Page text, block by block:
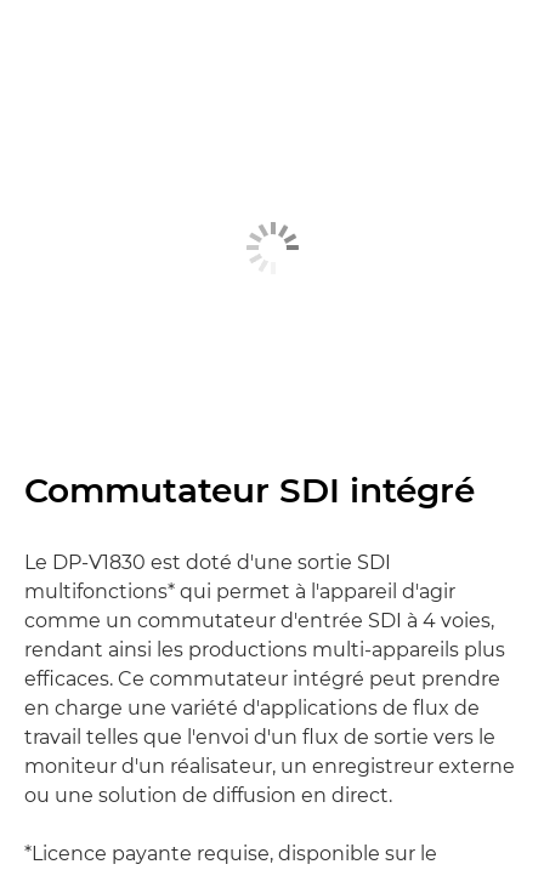
Commutateur SDI intégré
Le DP-V1830 est doté d'une sortie SDI
multifonctions* qui permet à l'appareil d'agir
comme un commutateur d'entrée SDI à 4 voies,
rendant ainsi les productions multi-appareils plus
efficaces. Ce commutateur intégré peut prendre
en charge une variété d'applications de flux de
travail telles que l'envoi d'un flux de sortie vers le
moniteur d'un réalisateur, un enregistreur externe
ou une solution de diffusion en direct.
*Licence payante requise, disponible sur le